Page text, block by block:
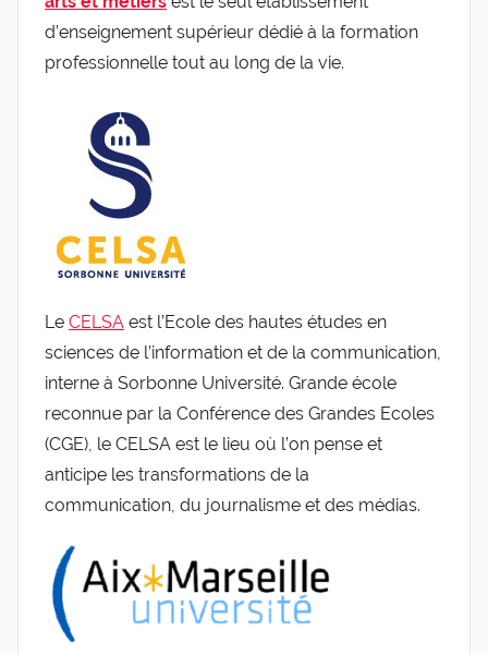
d’enseignement supérieur dédié à la formation
professionnelle tout au long de la vie.
Le CELSA est l’Ecole des hautes études en
sciences de l’information et de la communication,
interne à Sorbonne Université. Grande école
reconnue par la Conférence des Grandes Ecoles
(CGE), le CELSA est le lieu où l’on pense et
anticipe les transformations de la
communication, du journalisme et des médias.